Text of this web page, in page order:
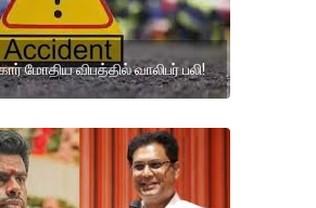
மோதிய விபத்தில் வாலிபர் பலி!